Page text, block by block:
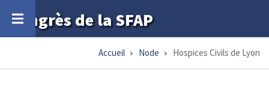
contenu
Congrès de la SFAP
Accueil Node Hospices Civils de Lyon